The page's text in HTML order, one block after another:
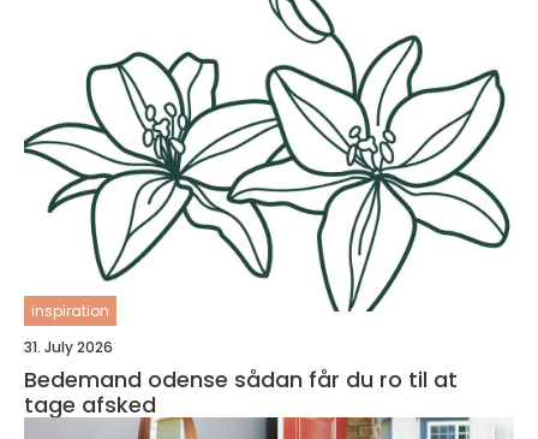
inspiration
31. July 2026
Bedemand odense sådan får du ro til at
tage afsked